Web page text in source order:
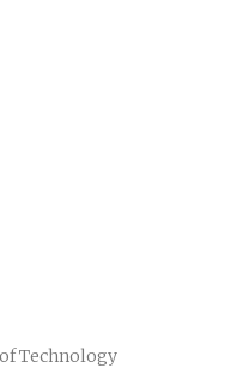
Technology